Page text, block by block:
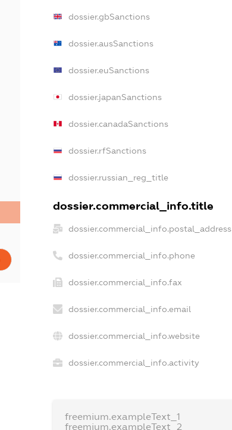
dossier.gbSanctions
dossier.ausSanctions
dossier.euSanctions
dossier.japanSanctions
dossier.canadaSanctions
dossier.rfSanctions
dossier.russian_reg_title
dossier.commercial_info.title
dossier.commercial_info.postal_address
dossier.commercial_info.phone
dossier.commercial_info.fax
dossier.commercial_info.email
dossier.commercial_info.website
dossier.commercial_info.activity
freemium.exampleText_1
freemium.exampleText_2